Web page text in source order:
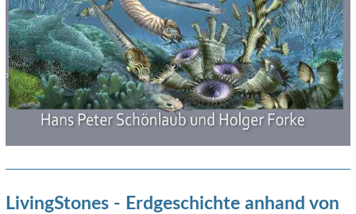
LivingStones - Erdgeschichte anhand von